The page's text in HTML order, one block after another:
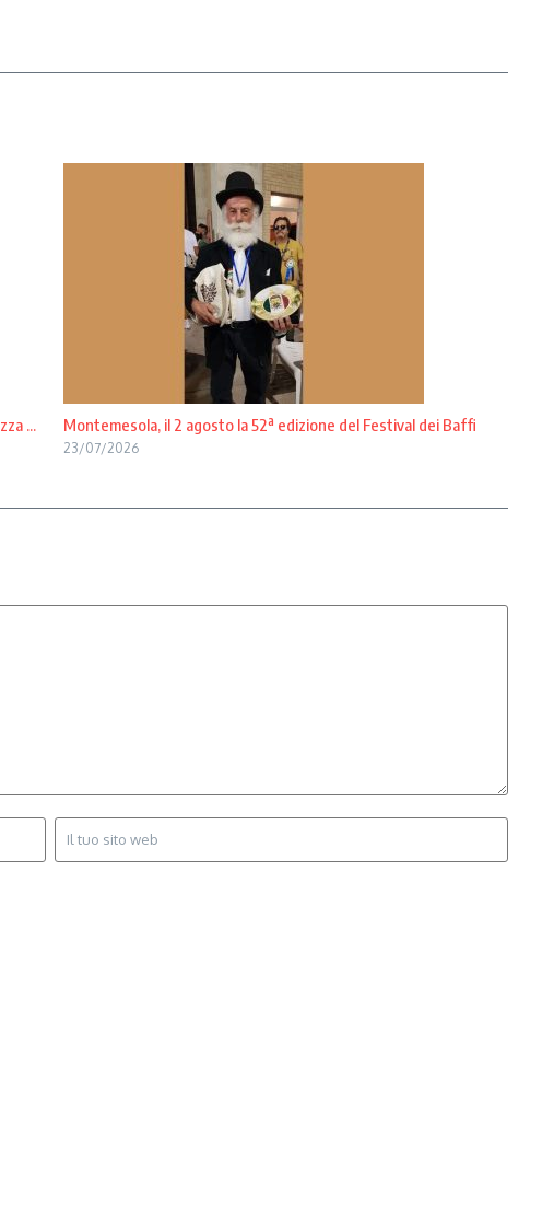
... Montemesola, il 2 agosto la 52ª edizione del Festival dei Baffi
23/07/2026